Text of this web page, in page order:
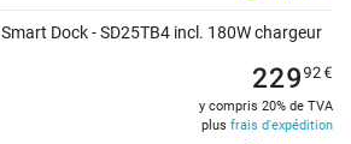
Dock - SD25TB4 incl. 180W chargeur
22992€
y compris 20% de TVA
plus frais d'expédition